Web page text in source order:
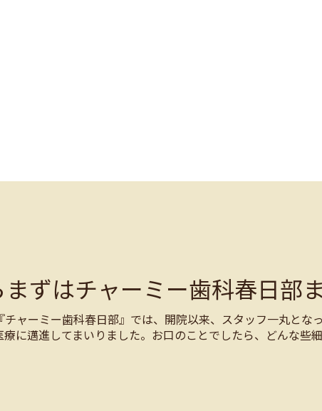
ずはチャーミー歯科春日部
ャーミー歯科春日部』では、開院以来、スタッフ一丸とな
に邁進してまいりました。お口のことでしたら、どんな些